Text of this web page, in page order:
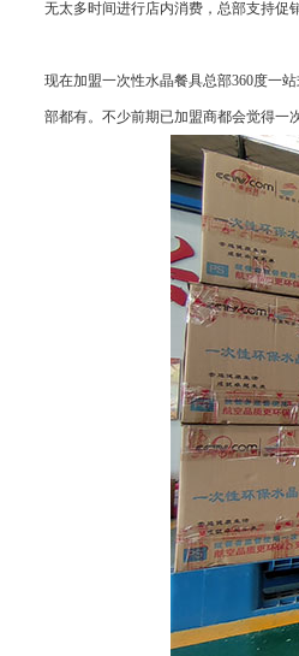
无太多时间进行店内消费，总部支持促
现在加盟一次性水晶餐具总部360度一站式
部都有。不少前期已加盟商都会觉得